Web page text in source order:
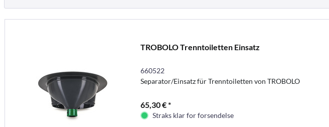
TROBOLO Trenntoiletten Einsatz
660522
Separator/Einsatz für Trenntoiletten von TROBOLO
65,30 € *
Straks klar for forsendelse